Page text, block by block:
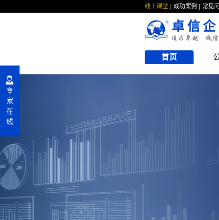
线上课堂 成功案例 常见
卓信
首页
专
家
在
线